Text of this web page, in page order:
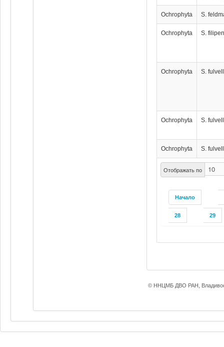
Отображать по
Начало
28 29
Ochrophyta S.
Ochrophyta S.
Ochrophyta S.
Ochrophyta S.
Ochrophyta S.
© ННЦМБ ДВО РАН,